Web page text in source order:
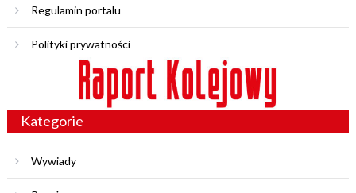
Regulamin portalu
Polityki prywatności
Kategorie
Wywiady